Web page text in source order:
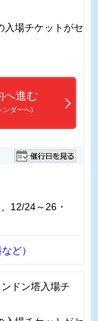
入場チケットがセ
へ進む
ンダーへ)
12/24～26・
ど）
ドン塔入場チ